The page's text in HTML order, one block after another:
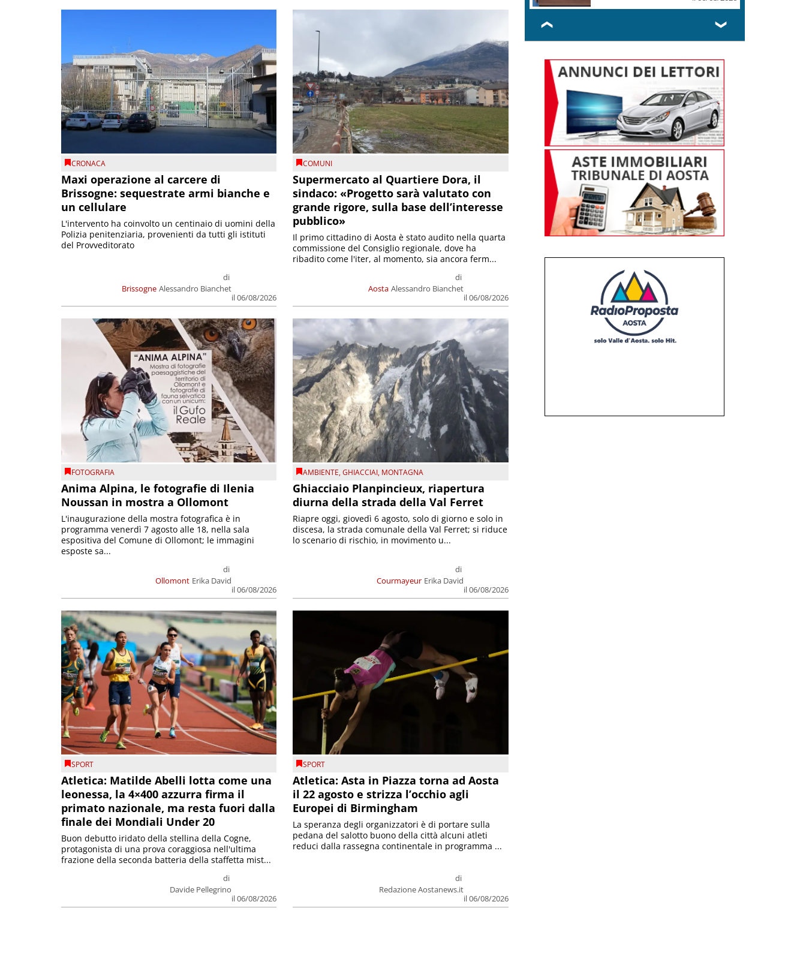
CRONACA
Maxi operazione al carcere di
Brissogne: sequestrate armi bianche e
un cellulare
Brissogne
di
Alessandro Bianchet
il 06/08/2026
L'intervento ha coinvolto un centinaio di uomini della
Polizia penitenziaria, provenienti da tutti gli istituti
del Provveditorato
COMUNI
Supermercato al Quartiere Dora, il
sindaco: «Progetto sarà valutato con
grande rigore, sulla base dell’interesse
pubblico»
Aosta
di
Alessandro Bianchet
il 06/08/2026
Il primo cittadino di Aosta è stato audito nella quarta
commissione del Consiglio regionale, dove ha
ribadito come l'iter, al momento, sia ancora ferm...
FOTOGRAFIA
Anima Alpina, le fotografie di Ilenia
Noussan in mostra a Ollomont
Ollomont
di
Erika David
il 06/08/2026
L'inaugurazione della mostra fotografica è in
programma venerdì 7 agosto alle 18, nella sala
espositiva del Comune di Ollomont; le immagini
esposte sa...
AMBIENTE,GHIACCIAI, MONTAGNA
Ghiacciaio Planpincieux, riapertura
diurna della strada della Val Ferret
Courmayeur
di
Erika David
il 06/08/2026
Riapre oggi, giovedì 6 agosto, solo di giorno e solo in
discesa, la strada comunale della Val Ferret; si riduce
lo scenario di rischio, in movimento u...
SPORT
Atletica: Matilde Abelli lotta come una
leonessa, la 4×400 azzurra firma il
primato nazionale, ma resta fuori dalla
finale dei Mondiali Under 20
di
Davide Pellegrino
il 06/08/2026
Buon debutto iridato della stellina della Cogne,
protagonista di una prova coraggiosa nell'ultima
frazione della seconda batteria della staffetta mist...
SPORT
Atletica: Asta in Piazza torna ad Aosta
il 22 agosto e strizza l’occhio agli
Europei di Birmingham
di
Redazione Aostanews.it
il 06/08/2026
La speranza degli organizzatori è di portare sulla
pedana del salotto buono della città alcuni atleti
reduci dalla rassegna continentale in programma ...
❮ ❯